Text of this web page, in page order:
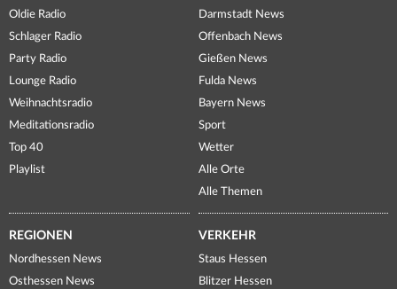
Oldie Radio
Schlager Radio
Party Radio
Lounge Radio
Weihnachtsradio
Meditationsradio
Top 40
Playlist
Darmstadt News
Offenbach News
Gießen News
Fulda News
Bayern News
Sport
Wetter
Alle Orte
Alle Themen
REGIONEN
Nordhessen News
Osthessen News
VERKEHR
Staus Hessen
Blitzer Hessen